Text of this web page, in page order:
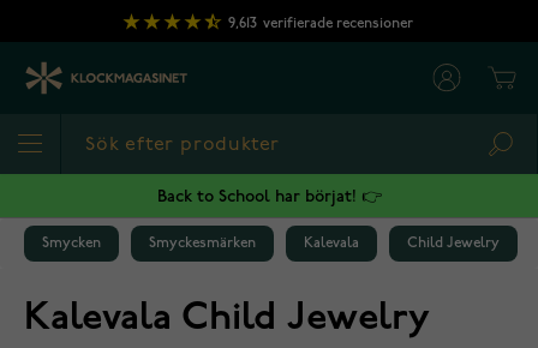
Hoppa till innehållet
9,613 verifierade recensioner
Back to School har börjat! 👉
Smycken Smyckesmärken Kalevala Child Jewelry
Kalevala Child Jewelry